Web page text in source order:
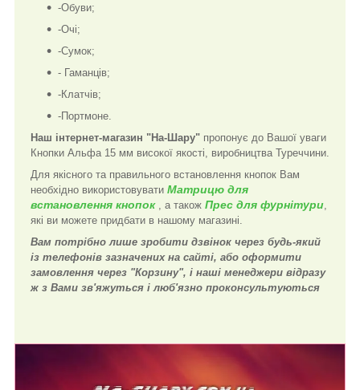
-Обуви;
-Очі;
-Сумок;
- Гаманців;
-Клатчів;
-Портмоне.
Наш інтернет-магазин "На-Шару" пропонує до Вашої уваги
Кнопки Альфа 15 мм високої якості, виробництва Туреччини.
Для якісного та правильного встановлення кнопок Вам
необхідно використовувати Матрицю для
встановлення кнопок, а також Прес для фурнітури
які ви можете придбати в нашому магазині.
Вам потрібно лише зробити дзвінок через будь-який
із телефонів зазначених на сайті, або оформити
замовлення через "Корзину", і наші менеджери відразу
ж з Вами зв'яжуться і люб'язно проконсультуються